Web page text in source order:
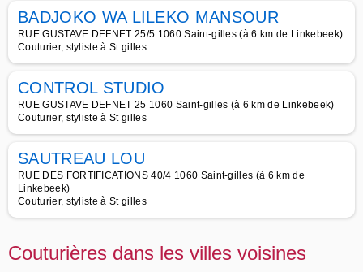
BADJOKO WA LILEKO MANSOUR
RUE GUSTAVE DEFNET 25/5 1060 Saint-gilles (à 6 km de Linkebeek)
Couturier, styliste à St gilles
CONTROL STUDIO
RUE GUSTAVE DEFNET 25 1060 Saint-gilles (à 6 km de Linkebeek)
Couturier, styliste à St gilles
SAUTREAU LOU
RUE DES FORTIFICATIONS 40/4 1060 Saint-gilles (à 6 km de
Linkebeek)
Couturier, styliste à St gilles
Couturières dans les villes voisines